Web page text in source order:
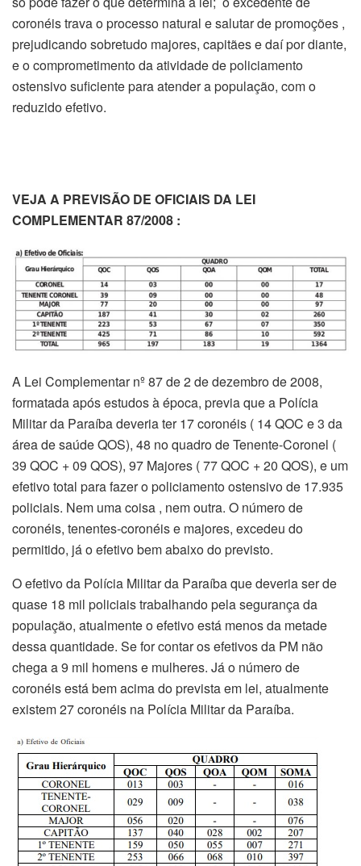
coronéis trava o processo natural e salutar de promoções ,
prejudicando sobretudo majores, capitães e daí por diante,
e o comprometimento da atividade de policiamento
ostensivo suficiente para atender a população, com o
reduzido efetivo.
VEJA A PREVISÃO DE OFICIAIS DA LEI
COMPLEMENTAR 87/2008 :
A Lei Complementar nº 87 de 2 de dezembro de 2008,
formatada após estudos à época, previa que a Polícia
Militar da Paraíba deveria ter 17 coronéis ( 14 QOC e 3 da
área de saúde QOS), 48 no quadro de Tenente-Coronel (
39 QOC + 09 QOS), 97 Majores ( 77 QOC + 20 QOS), e um
efetivo total para fazer o policiamento ostensivo de 17.935
policiais. Nem uma coisa , nem outra. O número de
coronéis, tenentes-coronéis e majores, excedeu do
permitido, já o efetivo bem abaixo do previsto.
O efetivo da Polícia Militar da Paraíba que deveria ser de
quase 18 mil policiais trabalhando pela segurança da
população, atualmente o efetivo está menos da metade
dessa quantidade. Se for contar os efetivos da PM não
chega a 9 mil homens e mulheres. Já o número de
coronéis está bem acima do prevista em lei, atualmente
existem 27 coronéis na Polícia Militar da Paraíba.